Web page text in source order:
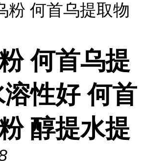
粉 何首乌提取物
何首乌提
性好 何首
醇提水提